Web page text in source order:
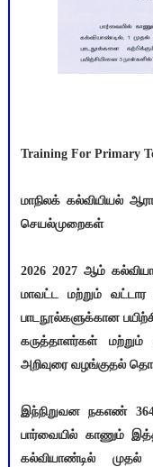
Training For Primary
மாநிலக் கல்வியியல்
செயல்முறைகள்
2026 2027 ஆம்
மாவட்ட மற்றும்
பாடநூல்களுக்கான
கருத்தாளர்கள்
அறிவுரை வழங்குதல்
இந்நிறுவன நகஎண்
பார்வையில் காணும்
கல்வியாண்டில்